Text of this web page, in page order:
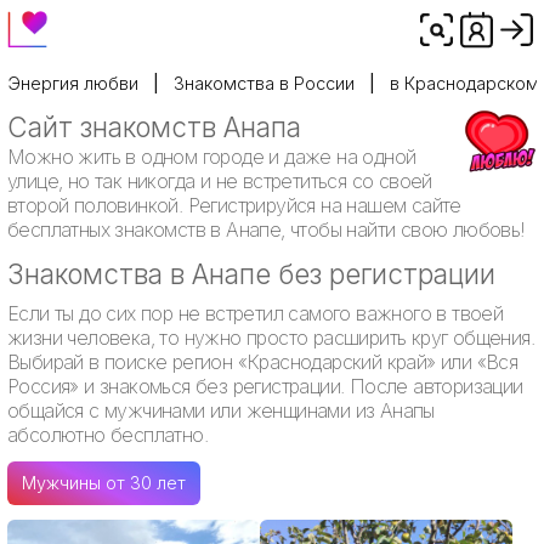
Энергия любви Знакомства в России в Краснодарском
Сайт знакомств Анапа
Можно жить в одном городе и даже на одной
улице, но так никогда и не встретиться со своей
второй половинкой. Регистрируйся на нашем сайте
бесплатных знакомств в Анапе, чтобы найти свою любовь!
Знакомства в Анапе без регистрации
Если ты до сих пор не встретил самого важного в твоей
жизни человека, то нужно просто расширить круг общения.
Выбирай в поиске регион «Краснодарский край» или «Вся
Россия» и знакомься без регистрации. После авторизации
общайся с мужчинами или женщинами из Анапы
абсолютно бесплатно.
Мужчины от 30 лет